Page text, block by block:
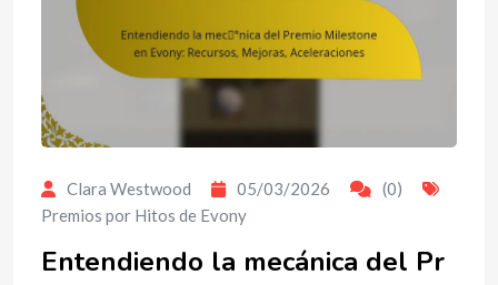
Clara Westwood 05/03/2026
(0)
Premios por Hitos de Evony
Entendiendo la mecánica del Pr